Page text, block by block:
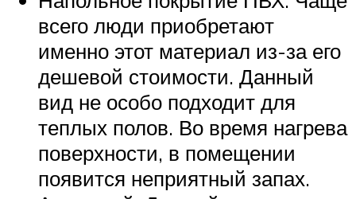
всего люди приобретают
именно этот материал из-за его
дешевой стоимости. Данный
вид не особо подходит для
теплых полов. Во время нагрева
поверхности, в помещении
появится неприятный запах.